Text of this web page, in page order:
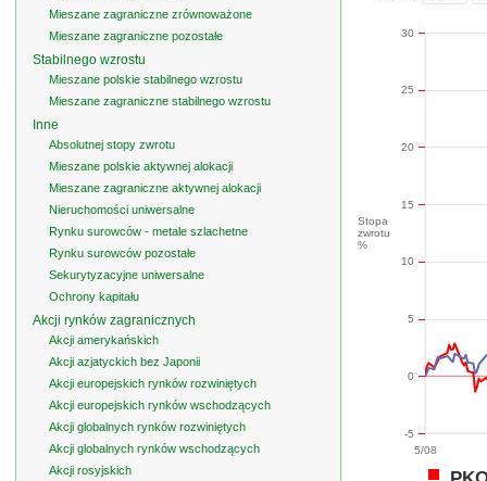
5/08
Stopa
zwrotu
%
-5
0
5
10
15
20
25
30
Mieszane zagraniczne zrównoważone
Mieszane zagraniczne pozostałe
Stabilnego wzrostu
Mieszane polskie stabilnego wzrostu
Mieszane zagraniczne stabilnego wzrostu
Inne
Absolutnej stopy zwrotu
Mieszane polskie aktywnej alokacji
Mieszane zagraniczne aktywnej alokacji
Nieruchomości uniwersalne
Rynku surowców - metale szlachetne
Rynku surowców pozostałe
Sekurytyzacyjne uniwersalne
Ochrony kapitału
Akcji rynków zagranicznych
Akcji amerykańskich
Akcji azjatyckich bez Japonii
Akcji europejskich rynków rozwiniętych
Akcji europejskich rynków wschodzących
Akcji globalnych rynków rozwiniętych
Akcji globalnych rynków wschodzących
Akcji rosyjskich